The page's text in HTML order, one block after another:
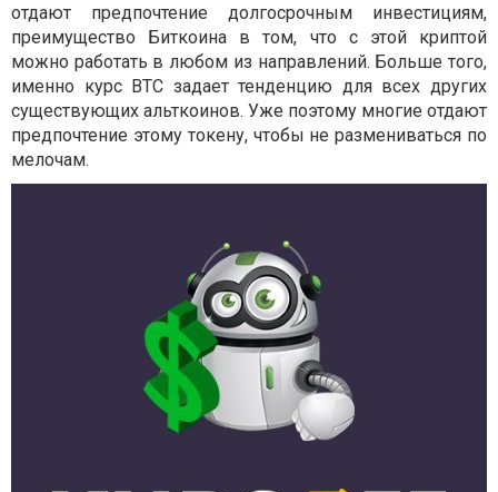
отдают предпочтение долгосрочным инвестициям,
преимущество Биткоина в том, что с этой криптой
можно работать в любом из направлений. Больше того,
именно курс BTC задает тенденцию для всех других
существующих альткоинов. Уже поэтому многие отдают
предпочтение этому токену, чтобы не размениваться по
мелочам.